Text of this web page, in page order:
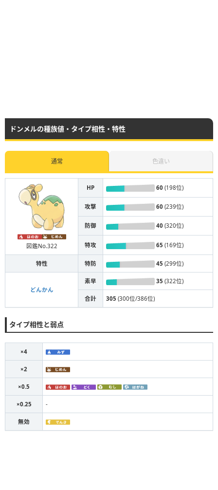
ドンメルの種族値・タイプ相性・特性
通常 色違い
図鑑No.322
HP 60 (198位)
攻撃 60 (239位)
防御 40 (320位)
特攻 65 (169位)
特性 特防 45 (299位)
どんかん
素早 35 (322位)
合計 305 (300位/386位)
タイプ相性と弱点
×4
×2
×0.5
×0.25 -
無効